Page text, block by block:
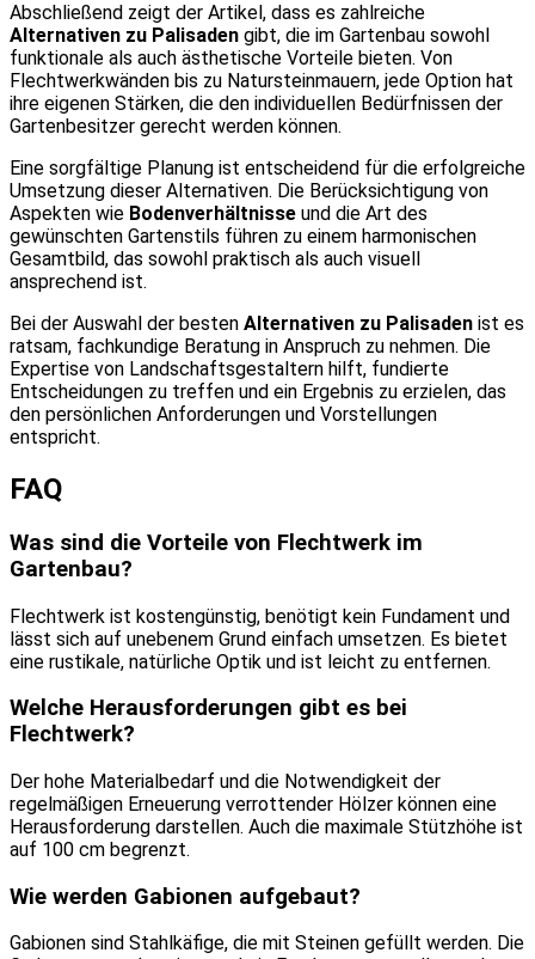
Abschließend zeigt der Artikel, dass es zahlreiche
Alternativen zu Palisaden gibt, die im Gartenbau sowohl
funktionale als auch ästhetische Vorteile bieten. Von
Flechtwerkwänden bis zu Natursteinmauern, jede Option hat
ihre eigenen Stärken, die den individuellen Bedürfnissen der
Gartenbesitzer gerecht werden können.
Eine sorgfältige Planung ist entscheidend für die erfolgreiche
Umsetzung dieser Alternativen. Die Berücksichtigung von
Aspekten wie Bodenverhältnisse und die Art des
gewünschten Gartenstils führen zu einem harmonischen
Gesamtbild, das sowohl praktisch als auch visuell
ansprechend ist.
Bei der Auswahl der besten Alternativen zu Palisaden ist es
ratsam, fachkundige Beratung in Anspruch zu nehmen. Die
Expertise von Landschaftsgestaltern hilft, fundierte
Entscheidungen zu treffen und ein Ergebnis zu erzielen, das
den persönlichen Anforderungen und Vorstellungen
entspricht.
FAQ
Was sind die Vorteile von Flechtwerk im
Gartenbau?
Flechtwerk ist kostengünstig, benötigt kein Fundament und
lässt sich auf unebenem Grund einfach umsetzen. Es bietet
eine rustikale, natürliche Optik und ist leicht zu entfernen.
Welche Herausforderungen gibt es bei
Flechtwerk?
Der hohe Materialbedarf und die Notwendigkeit der
regelmäßigen Erneuerung verrottender Hölzer können eine
Herausforderung darstellen. Auch die maximale Stützhöhe ist
auf 100 cm begrenzt.
Wie werden Gabionen aufgebaut?
Gabionen sind Stahlkäfige, die mit Steinen gefüllt werden. Die